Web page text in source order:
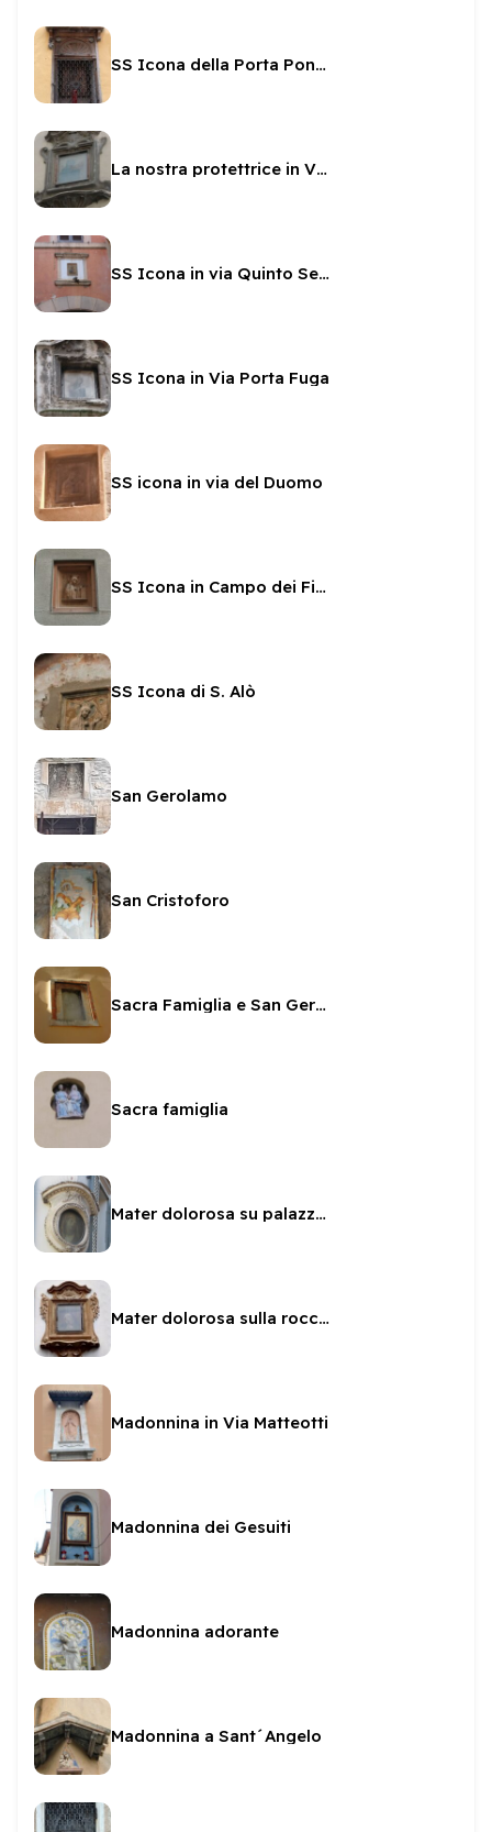
SS Icona della Porta Ponzianina
La nostra protettrice in Via del Trivio
SS Icona in via Quinto Settano
SS Icona in Via Porta Fuga
SS icona in via del Duomo
SS Icona in Campo dei Fiori
SS Icona di S. Alò
San Gerolamo
San Cristoforo
Sacra Famiglia e San Gerolamo in Via Vaita de Domo
Sacra famiglia
Mater dolorosa su palazzo Marignoli
Mater dolorosa sulla rocca dei perugini
Madonnina in Via Matteotti
Madonnina dei Gesuiti
Madonnina adorante
Madonnina a Sant´Angelo